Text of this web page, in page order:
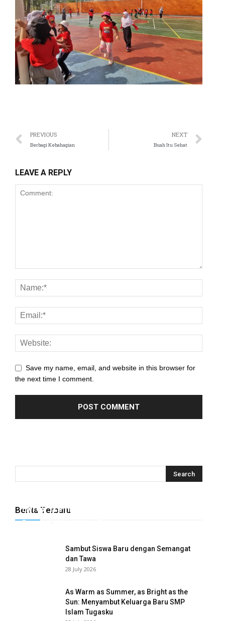
PREVIOUS
Berbagi Kebahagian
NEXT
Buah Itu Sehat
LEAVE A REPLY
Save my name, email, and website in this browser for
the next time I comment.
Berita Terbaru
Hyrox Training x Extracuriculer Exhabition
Tugasku -
Sambut Siswa Baru dengan Semangat
dan Tawa
28 July 2026
As Warm as Summer, as Bright as the
Sun: Menyambut Keluarga Baru SMP
Islam Tugasku